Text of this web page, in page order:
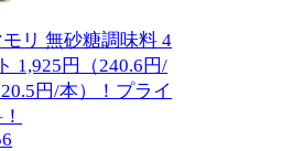
モリ 無砂糖調味料 4
1,925円（240.6円/
円/本）！プライ